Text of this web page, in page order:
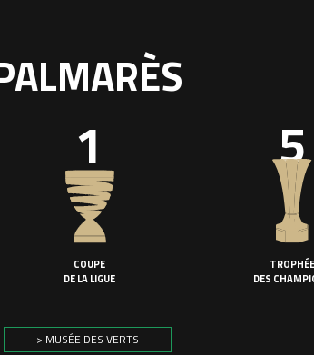
1
COUPE
DE LA LIGUE
5
TROPHÉE
DES
> MUSÉE DES VERTS